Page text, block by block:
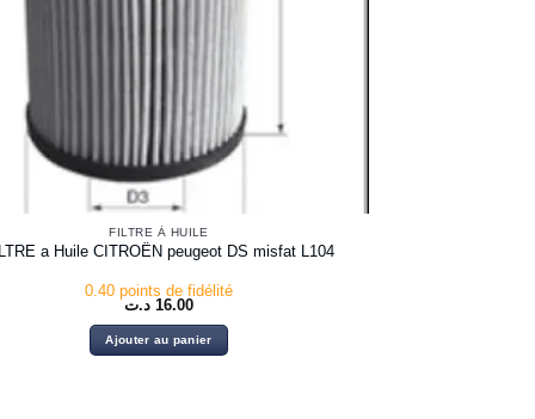
FILTRE À HUILE
a Huile CITROËN peugeot DS misfat L104
0.40 points de fidélité
16.00 د.ت
Ajouter au panier